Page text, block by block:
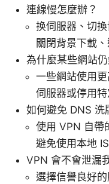
連線慢怎麼辦？
换伺服器、切
關閉背景下載
為什麼某些網站
一些網站使用
伺服器或停用
如何避免 DNS 洗
使用 VPN 自帶
避免使用本地
VPN 會不會泄漏
選擇信譽良好的